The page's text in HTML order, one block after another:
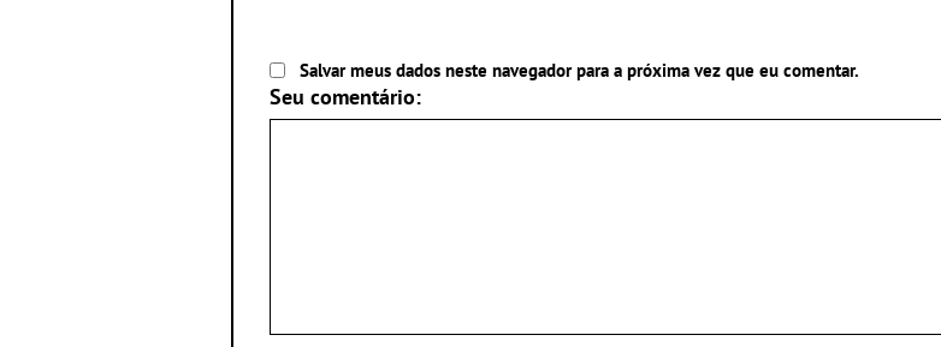
Salvar meus dados neste navegador para a próxima vez que eu comentar.
Seu comentário: